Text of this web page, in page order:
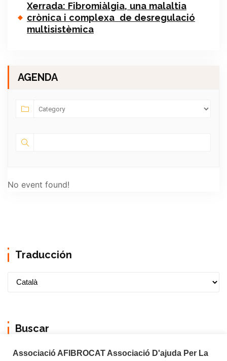
Xerrada: Fibromiàlgia, una malaltia
crònica i complexa de desregulació
multisistèmica
AGENDA
No event found!
Traducción
Buscar
Associació AFIBROCAT Associació D'ajuda Per La